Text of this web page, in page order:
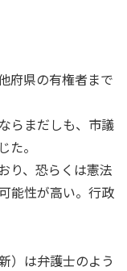
府県の有権者まで
らまだしも、市議
。
り、恐らくは憲法
能性が高い。行政
）は弁護士のよう